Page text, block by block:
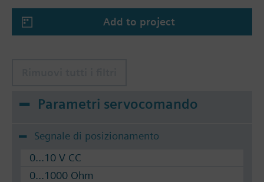
Add to project
Parametri servocomando
Segnale di posizionamento
0...10 V CC
0...1000 Ohm